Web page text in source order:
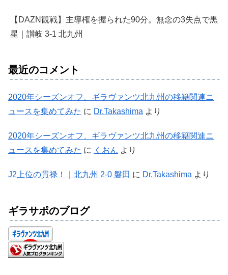
【DAZN観戦】主導権を握られた90分。無念の3失点で黒
星｜讃岐 3-1 北九州
最近のコメント
2020年シーズンオフ、ギラヴァンツ北九州の移籍関連ニ
ュースを集めてみた に Dr.Takashima より
2020年シーズンオフ、ギラヴァンツ北九州の移籍関連ニ
ュースを集めてみた に くおん より
J2上位の貫禄！｜北九州 2-0 磐田 に Dr.Takashima より
ギラサポのブログ